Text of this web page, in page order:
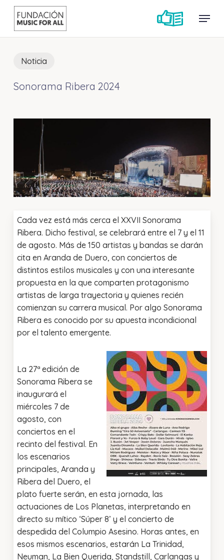
Skip
main
Menu
Noticia
Sonorama Ribera 2024
Cada vez está más cerca el XXVII Sonorama
Ribera. Dicho festival, se celebrará entre el 7 y el 11
de agosto. Más de 150 artistas y bandas se darán
cita en Aranda de Duero, con conciertos de
distintos estilos musicales y con una interesante
propuesta en la que comparten protagonismo
artistas de larga trayectoria y quienes recién
comienzan su carrera musical. Por algo Sonorama
Ribera es conocido por su apuesta incondicional
por el talento emergente.
La 27ª edición de
Sonorama Ribera se
inaugurará el
miércoles 7 de
agosto, con
conciertos en el
recinto del festival. En
los escenarios
principales, Aranda y
Ribera del Duero, el
plato fuerte serán, en esta jornada, las
actuaciones de Los Planetas, interpretando en
directo su mítico ‘Súper 8’ y el concierto de
despedida del Columpio Asesino. Horas antes, en
esos mismos escenarios, estarán La Trinidad,
Neuman, La Bien Querida, Standstill, Carlangas y